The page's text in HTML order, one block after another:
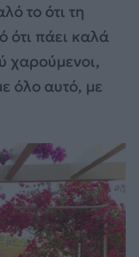
το ότι τη
ότι πάει καλά
χαρούμενοι,
όλο αυτό, με